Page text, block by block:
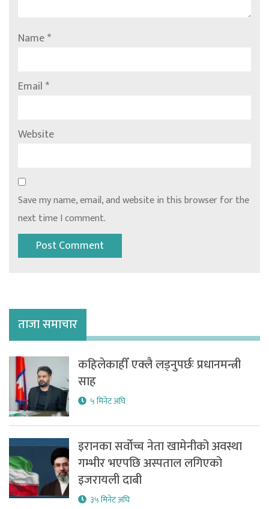
Name*
Email*
Website
Save my name, email, and website in this browser for the
next time I comment.
ताजा समाचार
कहिलेकाहीँ एक्लै लड्नुपर्छः प्रधानमन्त्री
साह
५ मिनेट अघि
इरानका सर्वोच्च नेता खामेनीको अवस्था
गम्भीर भएपछि अस्पताल लगिएको
इजरायली दाबी
३५ मिनेट अघि